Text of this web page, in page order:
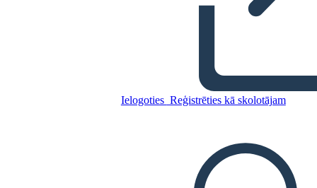
Ielogoties Reģistrēties kā skolotājam
5 Ws poster
IZVEIDOT STĀSTU SHĒMU
ATSKAŅOT SLAIDRĀDI